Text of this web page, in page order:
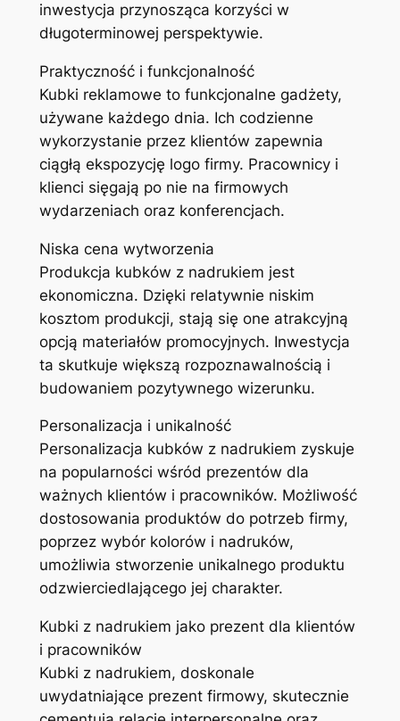
inwestycja przynosząca korzyści w
długoterminowej perspektywie.
Praktyczność i funkcjonalność
Kubki reklamowe to funkcjonalne gadżety,
używane każdego dnia. Ich codzienne
wykorzystanie przez klientów zapewnia
ciągłą ekspozycję logo firmy. Pracownicy i
klienci sięgają po nie na firmowych
wydarzeniach oraz konferencjach.
Niska cena wytworzenia
Produkcja kubków z nadrukiem jest
ekonomiczna. Dzięki relatywnie niskim
kosztom produkcji, stają się one atrakcyjną
opcją materiałów promocyjnych. Inwestycja
ta skutkuje większą rozpoznawalnością i
budowaniem pozytywnego wizerunku.
Personalizacja i unikalność
Personalizacja kubków z nadrukiem zyskuje
na popularności wśród prezentów dla
ważnych klientów i pracowników. Możliwość
dostosowania produktów do potrzeb firmy,
poprzez wybór kolorów i nadruków,
umożliwia stworzenie unikalnego produktu
odzwierciedlającego jej charakter.
Kubki z nadrukiem jako prezent dla klientów
i pracowników
Kubki z nadrukiem, doskonale
uwydatniające prezent firmowy, skutecznie